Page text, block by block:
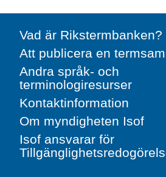
Vad är Rikstermbanken?
Att publicera en
Andra språk- och
terminologiresurser
Kontaktinformation
Om myndigheten Isof
Isof ansvarar för